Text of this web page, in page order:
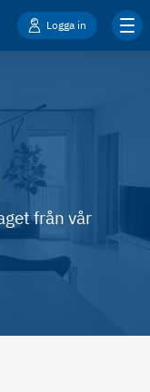
Logga in
från vår